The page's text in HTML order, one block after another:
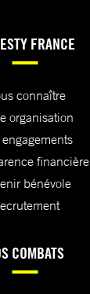
FRANCE
connaître
organisation
financière
bénévole
COMBATS